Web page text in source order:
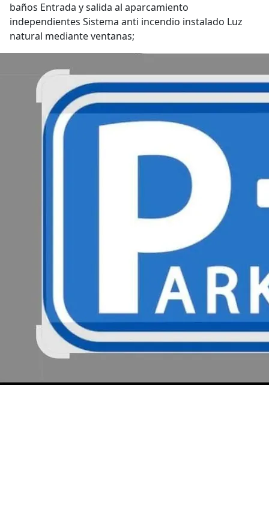
baños Entrada y salida al aparcamiento
independientes Sistema anti incendio instalado Luz
natural mediante ventanas;